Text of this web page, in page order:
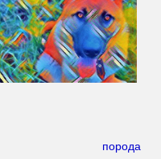
порода